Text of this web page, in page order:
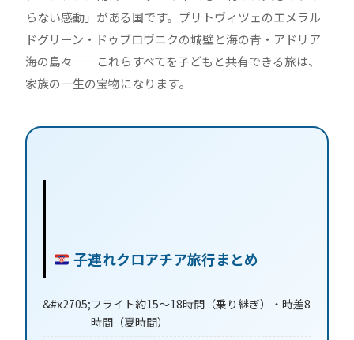
らない感動」がある国です。プリトヴィツェのエメラル
ドグリーン・ドゥブロヴニクの城壁と海の青・アドリア
海の島々——これらすべてを子どもと共有できる旅は、
家族の一生の宝物になります。
子連れクロアチア旅行まとめ
フライト約15〜18時間（乗り継ぎ）・時差8
時間（夏時間）